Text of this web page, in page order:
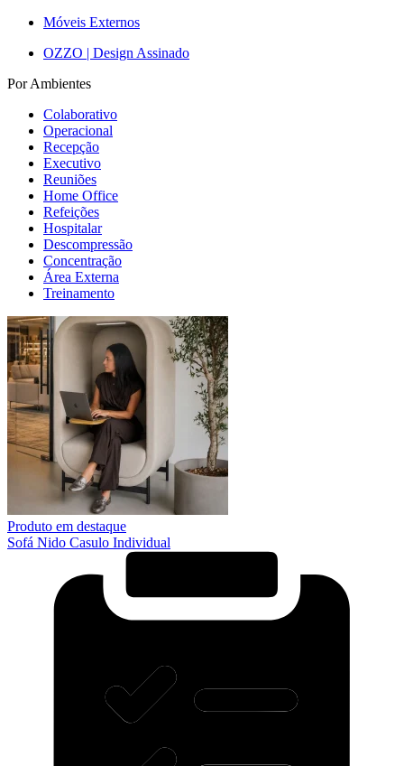
Móveis Externos
OZZO | Design Assinado
Por Ambientes
Colaborativo
Operacional
Recepção
Executivo
Reuniões
Home Office
Refeições
Hospitalar
Descompressão
Concentração
Área Externa
Treinamento
Produto em destaque
Sofá Nido Casulo Individual